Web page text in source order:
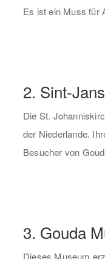
Es ist ein Muss für
2. Sint-
Die St.
der Niederlande.
Besucher von
3. Gouda
Dieses Museum